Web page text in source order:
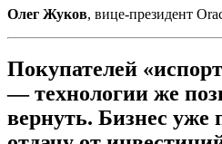
Олег Жуков, вице-президент
Покупателей
— технологии же
вернуть. Бизнес уже